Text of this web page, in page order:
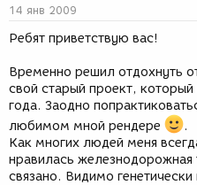
ы
14 янв 2009
Ребят приветствую вас!
Временно решил отдохнуть
свой старый проект,
года. Заодно
любимом мной рендере
.
Как многих людей меня
нравилась железнодорожная
связано. Видимо